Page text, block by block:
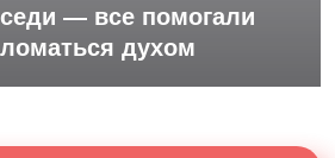
— все помогали
духом